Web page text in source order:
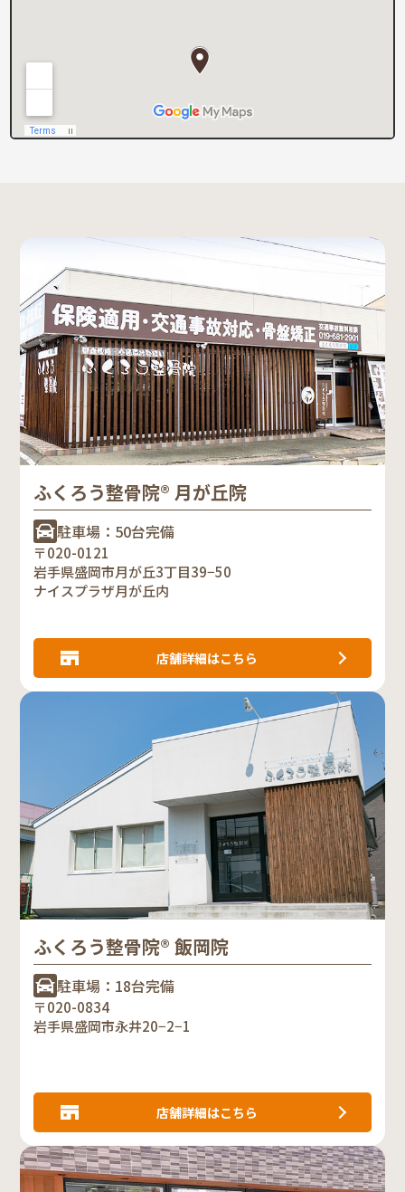
ふくろう整骨院® 月が丘院
駐車場：50台完備
〒020-0121
岩手県盛岡市月が丘3丁目39−50
ナイスプラザ月が丘内
店舗詳細はこちら
ふくろう整骨院® 飯岡院
駐車場：18台完備
〒020-0834
岩手県盛岡市永井20−2−1
店舗詳細はこちら